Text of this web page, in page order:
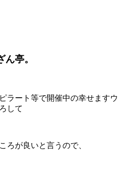
亭。
ラート等で開催中の幸せますウ
して
ろが良いと言うので、